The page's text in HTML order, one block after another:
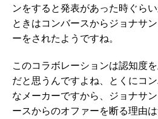
ンをすると発表があった時ぐら
ときはコンバースからジョナサ
ーをされたようですね。
このコラボレーションは認知度
だと思うんですよね、とくにコ
なメーカーですから、ジョナサ
ースからのオファーを断る理由